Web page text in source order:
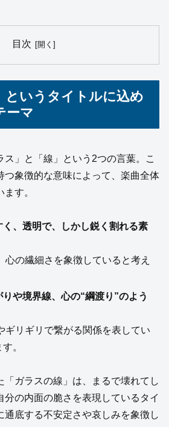
目次
というタイトルに込め
ーマ
ス」と「線」という2つの言葉。こ
つ象徴的な意味によって、楽曲全体
す。
く、透明で、しかし鋭く割れる素
の繊細さを象徴していると考え
や境界線、心の“綱渡り”のよう
ギリギリで繋がる関係を表してい
。
「ガラスの線」は、まるで壊れてし
分の内面の脆さを表現しているタイ
通底する不安定さや哀しみを象徴し